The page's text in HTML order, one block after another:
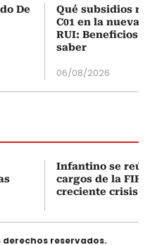
De
Qué subsidios
C01 en la nueva
RUI: Beneficios
saber
06/08/2026
Infantino se
cargos de la
creciente crisis
derechos reservados.